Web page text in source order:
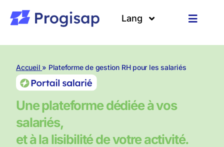
contenu
Toggle
Solutions
A propos
Clients
Ressources
Lang
Langues
Accueil» Plateforme de gestion RH pour les salariés
Une plateforme dédiée à vos
salariés,
et à la lisibilité de votre activité.